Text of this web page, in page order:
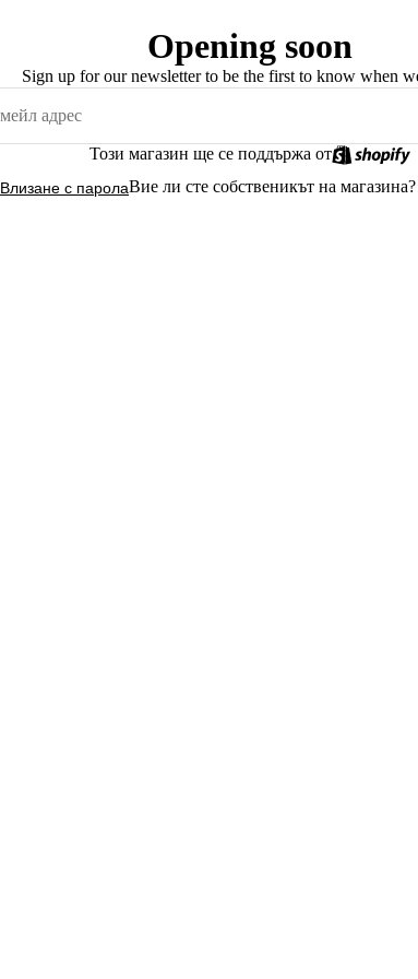
Opening soon
Sign up for our newsletter to be the first to know when
Този магазин ще се поддържа от
Влизане с паролаВие ли сте собственикът на магазина?